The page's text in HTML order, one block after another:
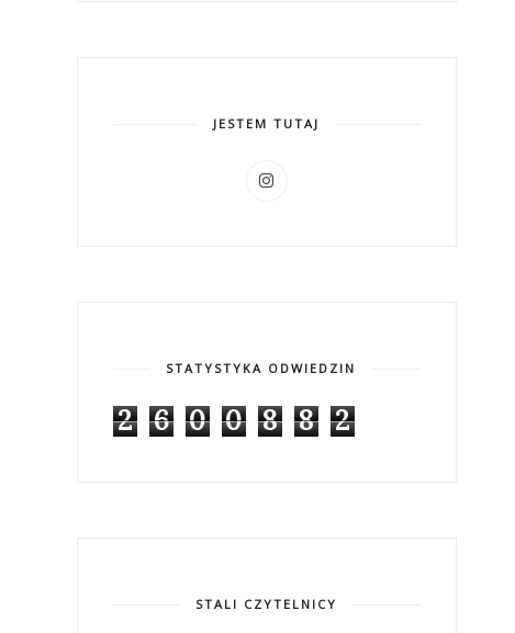
JESTEM TUTAJ
STATYSTYKA ODWIEDZIN
2 6 0 0 8 8 2
STALI CZYTELNICY